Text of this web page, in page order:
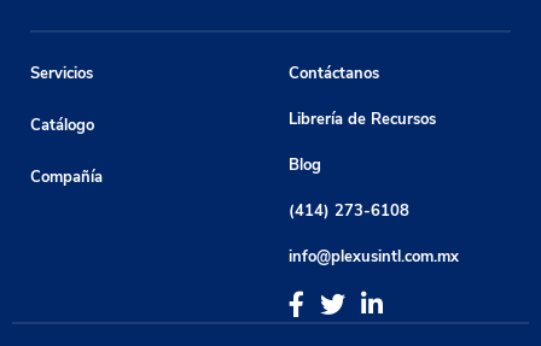
Servicios
Catálogo
Compañía
Contáctanos
Librería de Recursos
Blog
(414) 273-6108
info@plexusintl.com.mx